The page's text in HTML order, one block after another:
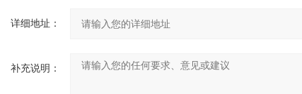
详细地址：
补充说明：